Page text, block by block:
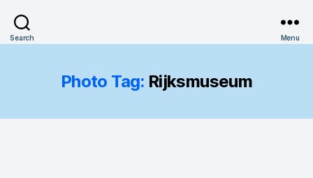
Search Menu
Photo Tag: Rijksmuseum